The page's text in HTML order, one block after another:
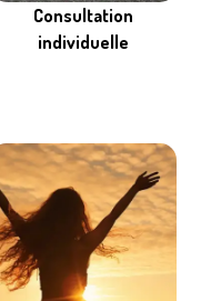
Consultation
individuelle